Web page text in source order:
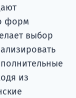
форм
выбор
из